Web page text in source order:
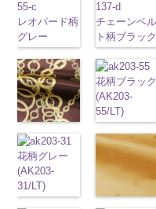
JEANNE、
LUNAMARY、
LUNAMARY
ラージサイ
ズ、
Macolina、
NUDE、
pinkywolman
0
CHARALIST
d.、
DOLCELABY
JEANNE、
LUNAMARY、
LUNAMARY
ラージサイ
Macolina、
NUDE、
pinkywolman
http://www.anys.co.jp/wp-
content/uploads/2013/08/
777 ピンク
ステル100％
CHARALIST、
d.、
DOLCELABY、
JEANNE、
LUNAMARY、
LUNAMARY
ラージサイ
http://
content/
55-b.jpg
KKP1092-55-
B ブラウン
レオパード柄
ポリエステル
100％
6000
レオパード柄
グレー
(KKP1092-
55-C/UN)
http://www.anys.co.jp/wp-
content/uploads/2013/08/
55-c.jpg
KKP1092-55-
C グレー レ
オパード柄
ポリエステル
100％
DOLCELABY
チェーンベル
ト柄ブラック
(KKP1092-
137-D/UN)
http://
content/
137-d.jpg
KKP1092-
137-D ブラッ
チェーン
ベルト柄
リエステル
100％
ラウン
(KKP21090-
145-B/UN)
http://www.anys.co.jp/wp-
花柄ブラック
(AK203-
55/LT)
http://
content/
AK203-55
花柄
キュプラ
花柄グレー
(AK203-
31/LT)
http://www.anys.co.jp/wp-